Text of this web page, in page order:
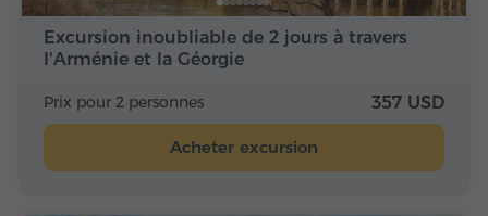
Excursion inoubliable de 2 jours à travers
l'Arménie et la Géorgie
Prix pour 2 personnes 357 USD
Acheter excursion